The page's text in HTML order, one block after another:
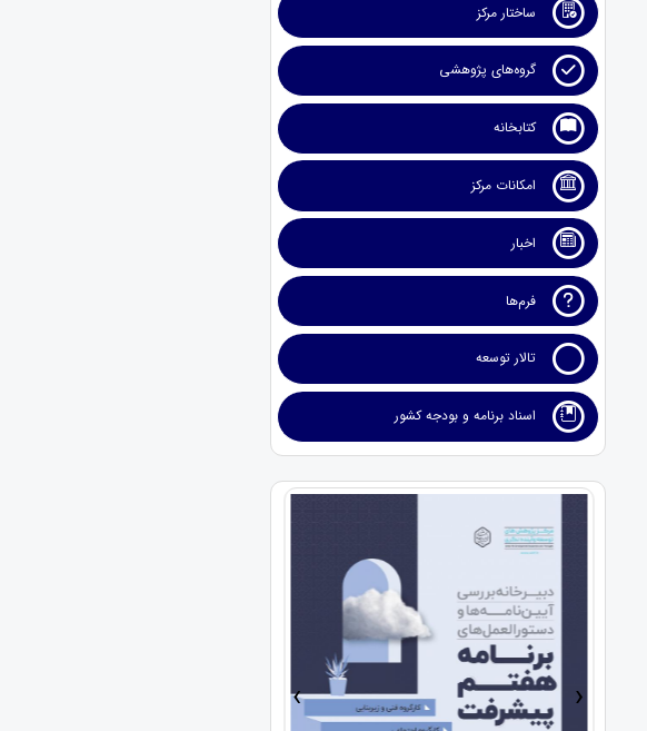
ساختار مرکز
گروه‌های پژوهشی
کتابخانه
امکانات مرکز
اخبار
فرم‌ها
تالار توسعه
اسناد برنامه و بودجه کشور
› ‹